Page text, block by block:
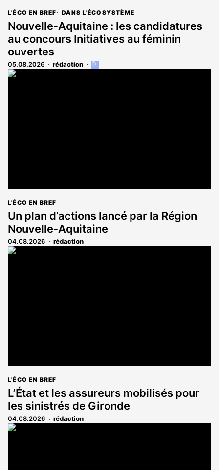
L'ÉCO EN BREF DANS L'ÉCOSYSTÈME
Nouvelle-Aquitaine : les candidatures
au concours Initiatives au féminin
ouvertes
05.08.2026 rédaction
Cet
L'ÉCO EN BREF
Un plan d’actions lancé par la Région
Nouvelle-Aquitaine
04.08.2026 rédaction
L'ÉCO EN BREF
L’État et les assureurs mobilisés pour
les sinistrés de Gironde
04.08.2026 rédaction